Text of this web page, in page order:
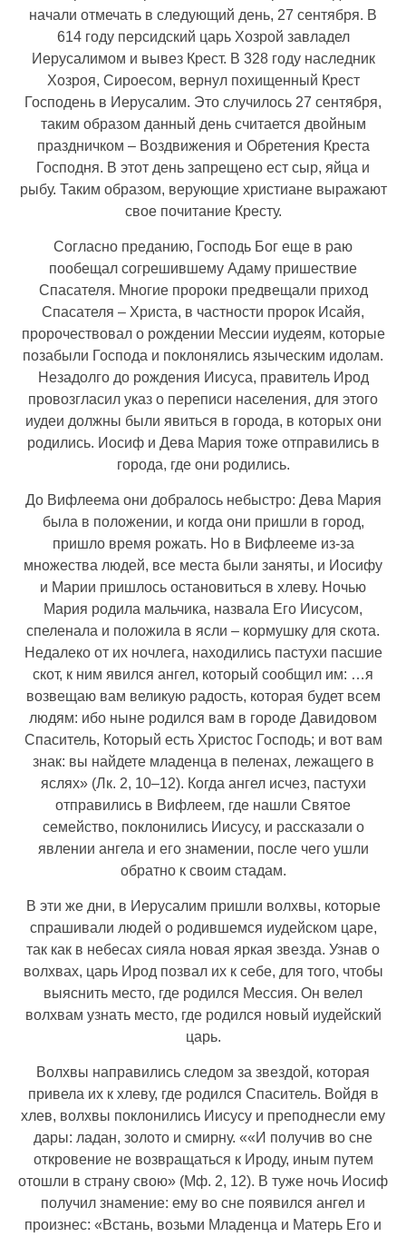
начали отмечать в следующий день, 27 сентября. В
614 году персидский царь Хозрой завладел
Иерусалимом и вывез Крест. В 328 году наследник
Хозроя, Сироесом, вернул похищенный Крест
Господень в Иерусалим. Это случилось 27 сентября,
таким образом данный день считается двойным
праздничком – Воздвижения и Обретения Креста
Господня. В этот день запрещено ест сыр, яйца и
рыбу. Таким образом, верующие христиане выражают
свое почитание Кресту.
Согласно преданию, Господь Бог еще в раю
пообещал согрешившему Адаму пришествие
Спасателя. Многие пророки предвещали приход
Спасателя – Христа, в частности пророк Исайя,
пророчествовал о рождении Мессии иудеям, которые
позабыли Господа и поклонялись языческим идолам.
Незадолго до рождения Иисуса, правитель Ирод
провозгласил указ о переписи населения, для этого
иудеи должны были явиться в города, в которых они
родились. Иосиф и Дева Мария тоже отправились в
города, где они родились.
До Вифлеема они добралось небыстро: Дева Мария
была в положении, и когда они пришли в город,
пришло время рожать. Но в Вифлееме из-за
множества людей, все места были заняты, и Иосифу
и Марии пришлось остановиться в хлеву. Ночью
Мария родила мальчика, назвала Его Иисусом,
спеленала и положила в ясли – кормушку для скота.
Недалеко от их ночлега, находились пастухи пасшие
скот, к ним явился ангел, который сообщил им: …я
возвещаю вам великую радость, которая будет всем
людям: ибо ныне родился вам в городе Давидовом
Спаситель, Который есть Христос Господь; и вот вам
знак: вы найдете младенца в пеленах, лежащего в
яслях» (Лк. 2, 10–12). Когда ангел исчез, пастухи
отправились в Вифлеем, где нашли Святое
семейство, поклонились Иисусу, и рассказали о
явлении ангела и его знамении, после чего ушли
обратно к своим стадам.
В эти же дни, в Иерусалим пришли волхвы, которые
спрашивали людей о родившемся иудейском царе,
так как в небесах сияла новая яркая звезда. Узнав о
волхвах, царь Ирод позвал их к себе, для того, чтобы
выяснить место, где родился Мессия. Он велел
волхвам узнать место, где родился новый иудейский
царь.
Волхвы направились следом за звездой, которая
привела их к хлеву, где родился Спаситель. Войдя в
хлев, волхвы поклонились Иисусу и преподнесли ему
дары: ладан, золото и смирну. ««И получив во сне
откровение не возвращаться к Ироду, иным путем
отошли в страну свою» (Мф. 2, 12). В туже ночь Иосиф
получил знамение: ему во сне появился ангел и
произнес: «Встань, возьми Младенца и Матерь Его и